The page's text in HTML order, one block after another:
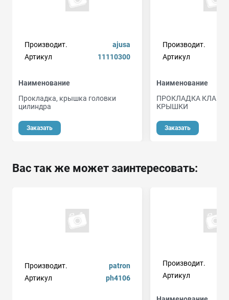
Производит.
ajusa
Артикул
11110300
Наименование
Прокладка, крышка головки
цилиндра
Заказать
Производит.
Артикул
Наименование
ПРОКЛАДКА
КРЫШКИ
Заказать
Вас так же может заинтересовать:
Производит.
patron
Артикул
ph4106
Производит.
Артикул